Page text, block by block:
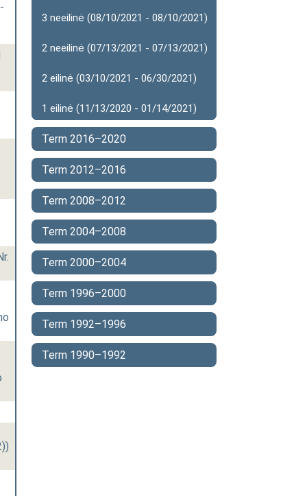
3 neeilinė (08/10/2021 - 08/10/2021)
2 neeilinė (07/13/2021 - 07/13/2021)
2 eilinė (03/10/2021 - 06/30/2021)
1 eilinė (11/13/2020 - 01/14/2021)
Term 2016–2020
Term 2012–2016
Term 2008–2012
Term 2004–2008
Term 2000–2004
Term 1996–2000
Term 1992–1996
Term 1990–1992